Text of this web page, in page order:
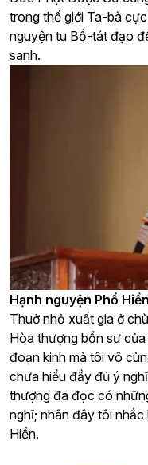
trong thế giới Ta-bà
nguyện tu Bồ-tát đạo
sanh.
Hạnh nguyện Phổ
Thuở nhỏ xuất gia ở
Hòa thượng bổn sư
đoạn kinh mà tôi vô
chưa hiểu đầy đủ ý
thượng đã đọc có
nghĩ; nhân đây tôi nhắc
Hiền.